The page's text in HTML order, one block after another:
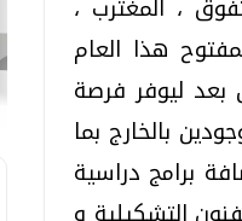
هذا العام
بعد ليوفر فرصة
بالخارج بما
برامج دراسية